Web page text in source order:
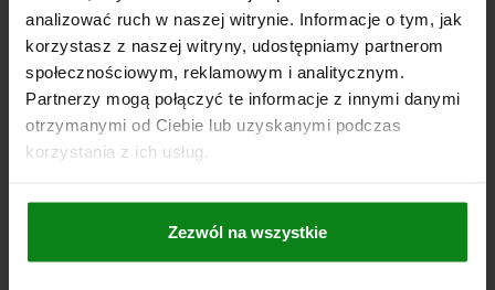
analizować ruch w naszej witrynie. Informacje o tym, jak
korzystasz z naszej witryny, udostępniamy partnerom
społecznościowym, reklamowym i analitycznym.
Partnerzy mogą połączyć te informacje z innymi danymi
otrzymanymi od Ciebie lub uzyskanymi podczas
korzystania z ich usług.
Zezwól na wszystkie
DO POBRANIA
Inni klienci również kupili
NOWOŚĆ
03415